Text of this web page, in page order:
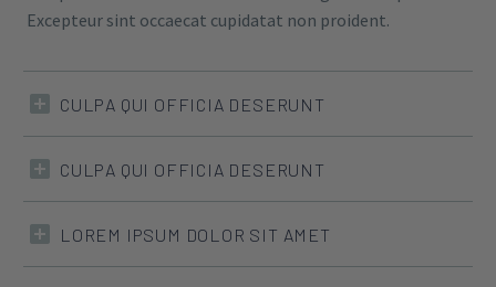
Excepteur sint occaecat cupidatat non proident.
CULPA QUI OFFICIA DESERUNT
CULPA QUI OFFICIA DESERUNT
LOREM IPSUM DOLOR SIT AMET